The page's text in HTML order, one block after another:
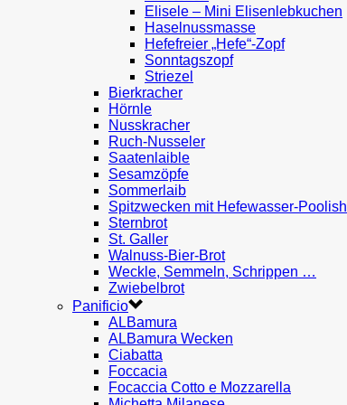
Elisele – Mini Elisenlebkuchen
Haselnussmasse
Hefefreier „Hefe“-Zopf
Sonntagszopf
Striezel
Bierkracher
Hörnle
Nusskracher
Ruch-Nusseler
Saatenlaible
Sesamzöpfe
Sommerlaib
Spitzwecken mit Hefewasser-Poolish
Sternbrot
St. Galler
Walnuss-Bier-Brot
Weckle, Semmeln, Schrippen …
Zwiebelbrot
Panificio
ALBamura
ALBamura Wecken
Ciabatta
Foccacia
Focaccia Cotto e Mozzarella